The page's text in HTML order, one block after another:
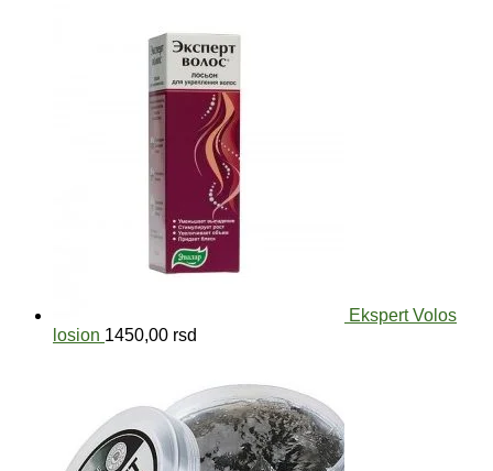
Ekspert Volos
losion 1450,00 rsd